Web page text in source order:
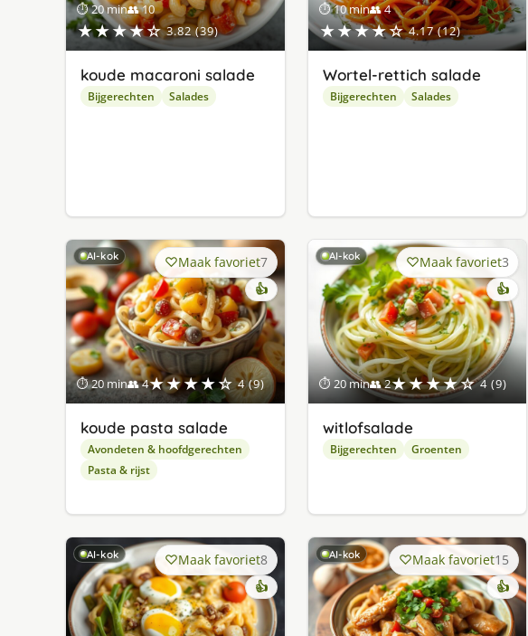
⏱ 20 min👥 10
★★★★☆ 3.82 (39)
koude macaroni salade
Bijgerechten Salades
⏱ 10 min👥 4
★★★★☆ 4.17 (12)
Wortel-rettich salade
Bijgerechten Salades
AI-kok
⏱ 20 min👥 4★★★★☆ 4 (9)
Maak favoriet7
👍
koude pasta salade
Avondeten & hoofdgerechten
Pasta & rijst
AI-kok
⏱ 20 min👥 2★★★★☆ 4 (9)
Maak favoriet3
👍
witlofsalade
Bijgerechten Groenten
AI-kok Maak favoriet8
👍
AI-kok Maak favoriet15
👍